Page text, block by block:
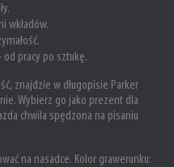
wkładów.
od pracy po sztukę.
znajdzie w długopisie Parker
Wybierz go jako prezent dla
chwila spędzona na pisaniu
na nasadce. Kolor grawerunku: